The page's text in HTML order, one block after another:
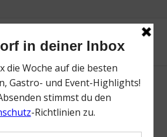
spanische Restaurants in